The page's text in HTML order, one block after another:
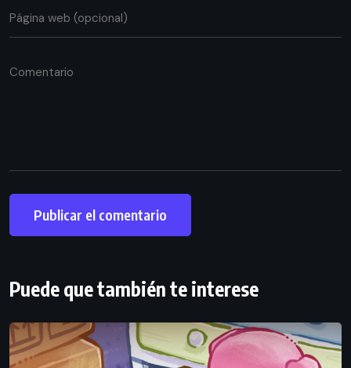
Puede que también te interese